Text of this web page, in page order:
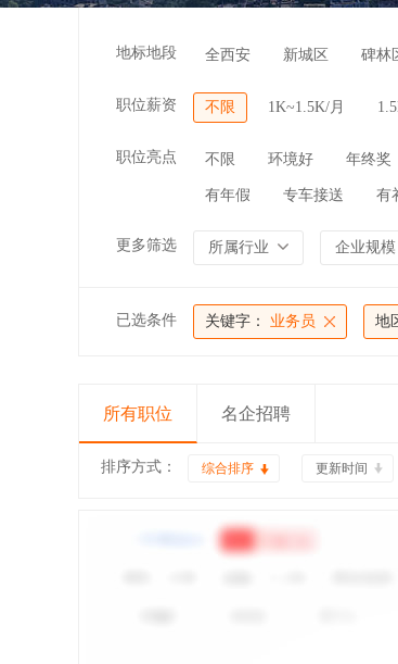
地标地段 全西安 新城区 碑林
职位薪资 不限 1K~1.5K/月
职位亮点 不限 环境好 年终奖
有年假 专车接送 有
更多筛选 所属行业 企业规模
已选条件 关键字： 业务员 地
所有职位 名企招聘
排序方式： 综合排序 更新时间